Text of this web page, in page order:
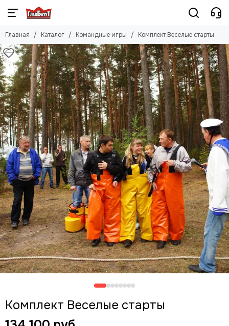
Главная Каталог Командные игры Комплект Веселые старты
Комплект Веселые старты